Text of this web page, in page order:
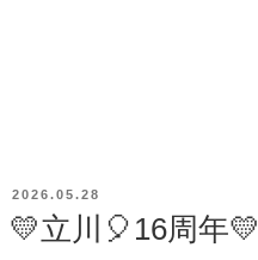
投
稿
日:
2026.05.28
💛立川🎈16周年💛